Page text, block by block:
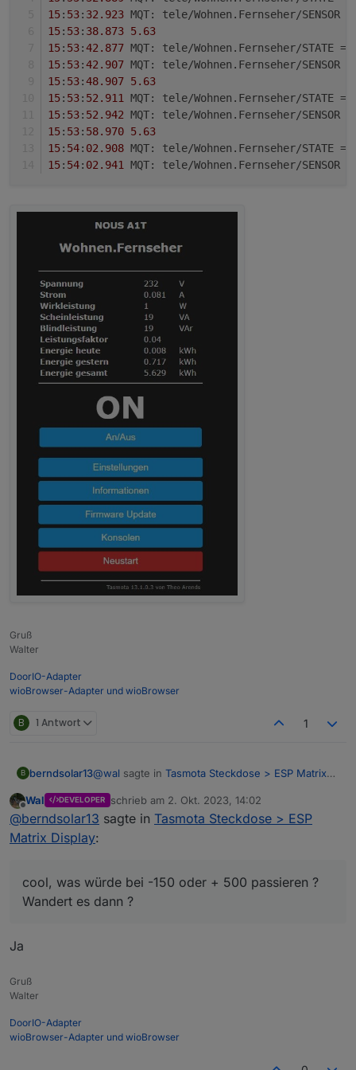
15: 53: 32.923 MQT: tele/Wohnen.Fernseher/SENSOR
15: 53: 38.873 5.63
15: 53:42.877 MQT: tele/Wohnen.Fernseher/STATE =
15: 53:42.907 MQT: tele/Wohnen.Fernseher/SENSOR
15: 53:48.907 5.63
15: 53: 52.911
MQT: tele/Wohnen.Fernseher/STATE =
15: 53: 52.942 MQT: tele/Wohnen.Fernseher/SENSOR
15: 53: 58.970 5.63
15: 54: 02.908 MQT: tele/Wohnen.Fernseher/STATE =
15: 54: 02.941 MQT: tele/Wohnen.Fernseher/SENSOR
Gruß
Walter
DoorIO-Adapter
wioBrowser-Adapter und wioBrowser
B 1 Antwort 1
B berndsolar13@wal sagte in Tasmota Steckdose > ESP Matrix
@berndsolar13,
cool, was würde bei -150 oder + 500 passieren ?
Offline
Wal DEVELOPER schrieb am 2. Okt. 2023, 14:02
zuletzt editiert von
@berndsolar13 sagte in Tasmota Steckdose > ESP
Matrix Display:
cool, was würde bei -150 oder + 500 passieren ?
Wandert es dann ?
Ja
Gruß
Walter
DoorIO-Adapter
wioBrowser-Adapter und wioBrowser